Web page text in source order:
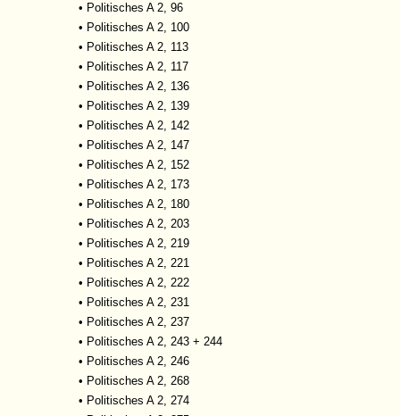
• Politisches A 2, 96
• Politisches A 2, 100
• Politisches A 2, 113
• Politisches A 2, 117
• Politisches A 2, 136
• Politisches A 2, 139
• Politisches A 2, 142
• Politisches A 2, 147
• Politisches A 2, 152
• Politisches A 2, 173
• Politisches A 2, 180
• Politisches A 2, 203
• Politisches A 2, 219
• Politisches A 2, 221
• Politisches A 2, 222
• Politisches A 2, 231
• Politisches A 2, 237
• Politisches A 2, 243 + 244
• Politisches A 2, 246
• Politisches A 2, 268
• Politisches A 2, 274